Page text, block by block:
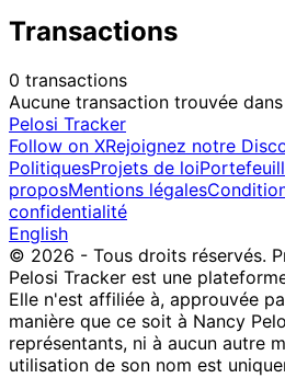
Transactions
0 transactions
Aucune transaction trouvée
Pelosi Tracker
Follow on XRejoignez notre
PolitiquesProjets de loi
proposMentions légales
confidentialité
English
© 2026 - Tous droits réservés.
Pelosi Tracker est une
Elle n'est affiliée à, approuvée
manière que ce soit à Nancy
représentants, ni à aucun autre
utilisation de son nom est